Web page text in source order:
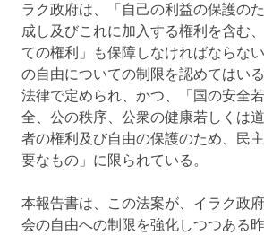
ラク政府は、「自己の利益の保護の
成し及びこれに加入する権利を含む
ての権利」も保障しなければならな
の自由についての制限を認めてはい
法律で定められ、かつ、「国の安全
全、公の秩序、公衆の健康若しくは
者の権利及び自由の保護のため、民
要なもの」に限られている。
本報告書は、この法案が、イラク政
会の自由への制限を強化しつつある